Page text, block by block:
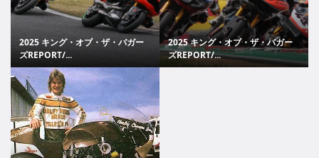
2025 キング・オブ・ザ・バガー
ズREPORT/...
2025 キング・オブ・ザ・バガー
ズREPORT/...